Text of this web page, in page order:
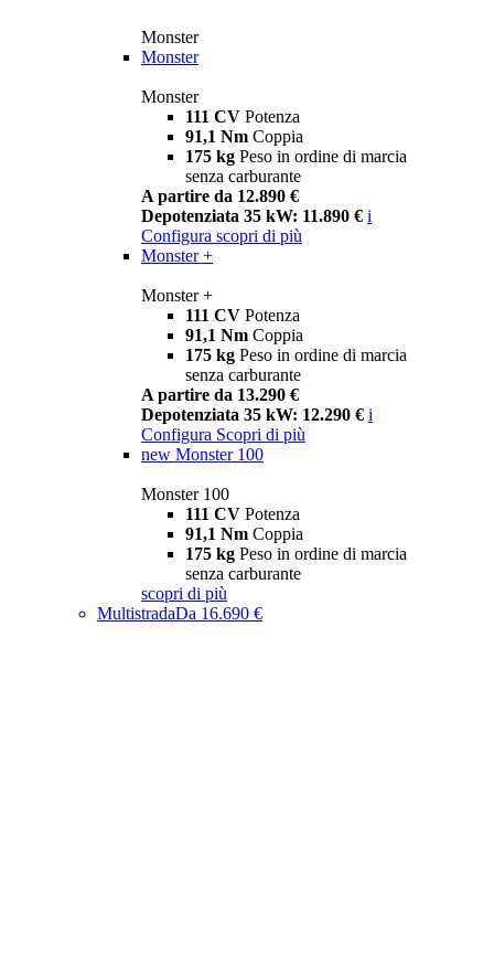
Monster
Monster
Monster
111 CV Potenza
91,1 Nm Coppia
175 kg Peso in ordine di marcia
senza carburante
A partire da 12.890 €
Depotenziata 35 kW: 11.890 € i
Configura scopri di più
Monster +
Monster +
111 CV Potenza
91,1 Nm Coppia
175 kg Peso in ordine di marcia
senza carburante
A partire da 13.290 €
Depotenziata 35 kW: 12.290 € i
Configura Scopri di più
new Monster 100
Monster 100
111 CV Potenza
91,1 Nm Coppia
175 kg Peso in ordine di marcia
senza carburante
scopri di più
MultistradaDa 16.690 €